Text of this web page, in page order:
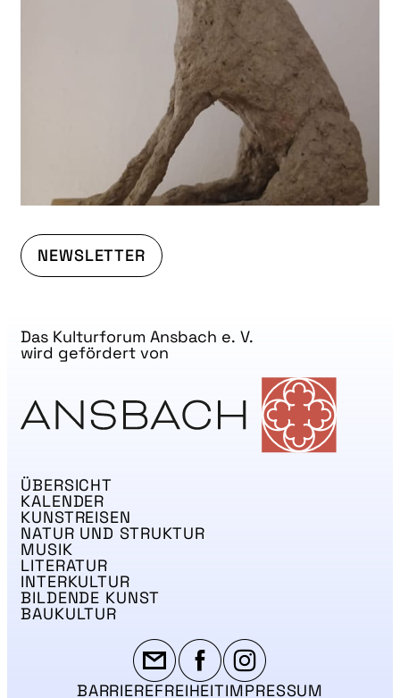
NEWSLETTER
ÜBERSICHT
KALENDER
KUNSTREISEN
NATUR UND STRUKTUR
MUSIK
LITERATUR
INTERKULTUR
BILDENDE KUNST
BAUKULTUR
Das Kulturforum Ansbach e. V.
wird gefördert von
BARRIEREFREIHEITIMPRESSUM